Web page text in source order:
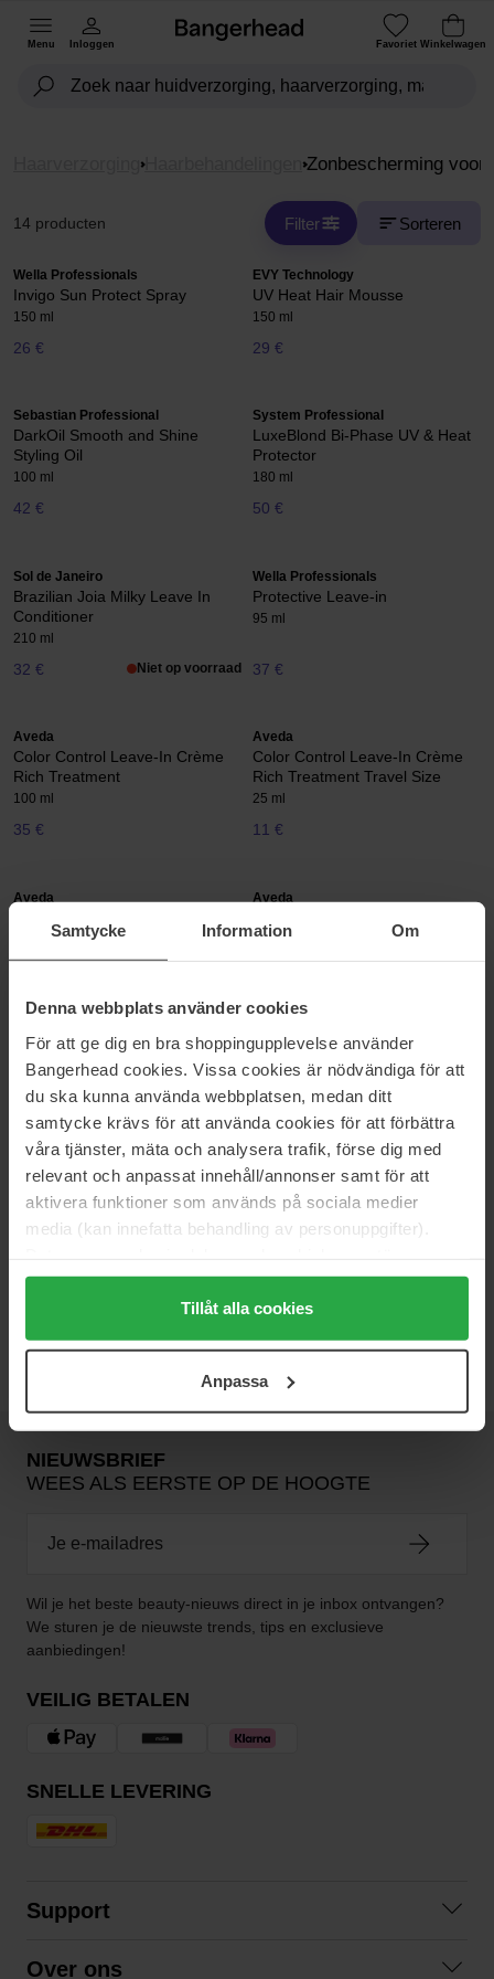
Samtycke Information Om
Denna webbplats använder cookies
För att ge dig en bra shoppingupplevelse använder
Bangerhead cookies. Vissa cookies är nödvändiga för att
du ska kunna använda webbplatsen, medan ditt
samtycke krävs för att använda cookies för att förbättra
våra tjänster, mäta och analysera trafik, förse dig med
relevant och anpassat innehåll/annonser samt för att
aktivera funktioner som används på sociala medier
media (kan innefatta behandling av personuppgifter).
Genom att trycka på "Tillåt alla cookies" accepterar du
alla cookies, medan du under "Detaljer" kan anpassa
användningen av cookies. Du kan när som helst återkalla
samt vår Integritetspolicy.
Tillåt alla cookies
Anpassa
Menu Inloggen Favoriet Winkelwagen
Haarbehandelingen Zonbescherming voor
14 producten Filter Sorteren
Wella Professionals
Invigo Sun Protect Spray
150 ml
26 €
EVY Technology
UV Heat Hair Mousse
150 ml
29 €
Sebastian Professional
DarkOil Smooth and Shine
Styling Oil
100 ml
42 €
System Professional
LuxeBlond Bi-Phase UV & Heat
Protector
180 ml
50 €
Sol de Janeiro
Brazilian Joia Milky Leave In
Conditioner
210 ml
32 € Niet op voorraad
Wella Professionals
Protective Leave-in
95 ml
37 €
Aveda
Color Control Leave-In Crème
Rich Treatment
100 ml
35 €
Aveda
Color Control Leave-In Crème
Rich Treatment Travel Size
25 ml
11 €
Aveda
Light Treatment
150 ml
Aveda
Light Treatment Travel
30 ml
Smooth Infusion Style Prep
Smoother
100 ml
36 € Niet op voorraad
Sun Care Protective Hair Veil
100 ml
35 € Niet op voorraad
Long Lasting - Heat Protector
Niet op voorraad
Hydration Detangler + UV
193 ml
45 €
NIEUWSBRIEF
WEES ALS EERSTE OP DE HOOGTE
Wil je het beste beauty-nieuws direct in je inbox ontvangen?
We sturen je de nieuwste trends, tips en exclusieve
aanbiedingen!
VEILIG BETALEN
SNELLE LEVERING
Support
Over ons